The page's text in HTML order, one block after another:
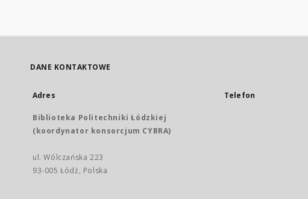
DANE KONTAKTOWE
Adres
Biblioteka Politechniki Łódzkiej
(koordynator konsorcjum CYBRA)
ul. Wólczańska 223
93-005 Łódź, Polska
Telefon